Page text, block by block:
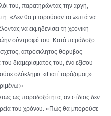
του, παρατηρώντας την αργή,
«Δεν θα μπορούσαν τα λεπτά να
να εκμηδενίσει τη χρονική
σύντροφό του. Κατά παράδοξο
απρόσκλητος θόρυβος
διαμερίσματός του, ένα εξίσου
ολόκληρο. «Γιατί ταράζομαι;»
ως παραδοξότητα, αν ο ίδιος δεν
του χρόνου. «Πώς θα μπορούσε